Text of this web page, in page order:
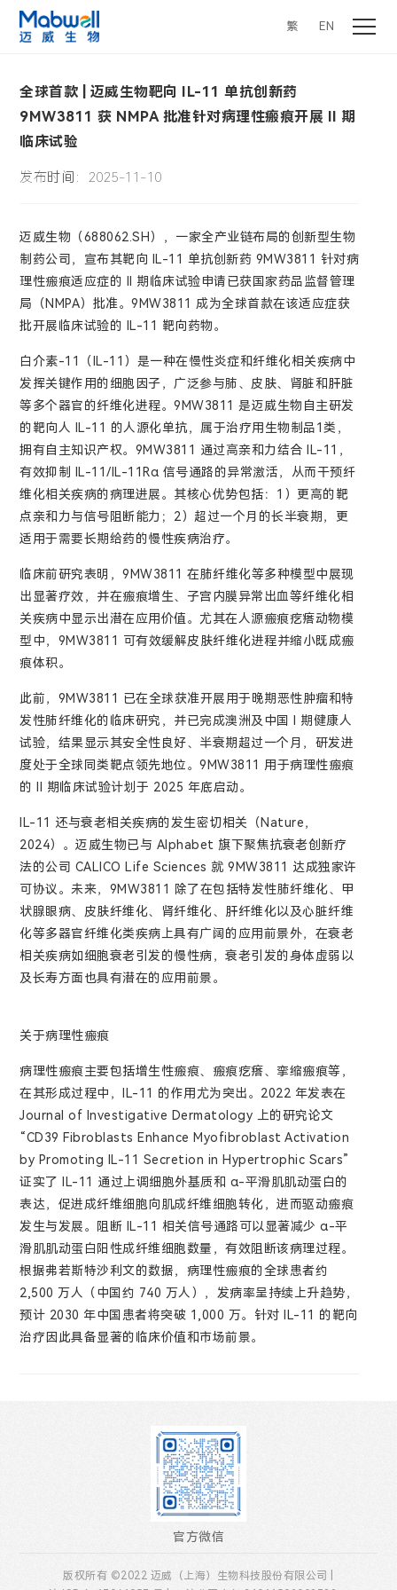
繁 EN
全球首款 | 迈威生物靶向 IL-11 单抗创新药
9MW3811 获 NMPA 批准针对病理性瘢痕开展 II 期
临床试验
发布时间：2025-11-10
迈威生物（688062.SH），一家全产业链布局的创新型生物
制药公司，宣布其靶向 IL-11 单抗创新药 9MW3811 针对病
理性瘢痕适应症的 II 期临床试验申请已获国家药品监督管理
局（NMPA）批准。9MW3811 成为全球首款在该适应症获
批开展临床试验的 IL-11 靶向药物。
白介素-11（IL-11）是一种在慢性炎症和纤维化相关疾病中
发挥关键作用的细胞因子，广泛参与肺、皮肤、肾脏和肝脏
等多个器官的纤维化进程。9MW3811 是迈威生物自主研发
的靶向人 IL-11 的人源化单抗，属于治疗用生物制品1类，
拥有自主知识产权。9MW3811 通过高亲和力结合 IL-11，
有效抑制 IL-11/IL-11Rα 信号通路的异常激活，从而干预纤
维化相关疾病的病理进展。其核心优势包括：1）更高的靶
点亲和力与信号阻断能力；2）超过一个月的长半衰期，更
适用于需要长期给药的慢性疾病治疗。
临床前研究表明，9MW3811 在肺纤维化等多种模型中展现
出显著疗效，并在瘢痕增生、子宫内膜异常出血等纤维化相
关疾病中显示出潜在应用价值。尤其在人源瘢痕疙瘩动物模
型中，9MW3811 可有效缓解皮肤纤维化进程并缩小既成瘢
痕体积。
此前，9MW3811 已在全球获准开展用于晚期恶性肿瘤和特
发性肺纤维化的临床研究，并已完成澳洲及中国 I 期健康人
试验，结果显示其安全性良好、半衰期超过一个月，研发进
度处于全球同类靶点领先地位。9MW3811 用于病理性瘢痕
的 II 期临床试验计划于 2025 年底启动。
IL-11 还与衰老相关疾病的发生密切相关（Nature，
2024）。迈威生物已与 Alphabet 旗下聚焦抗衰老创新疗
法的公司 CALICO Life Sciences 就 9MW3811 达成独家许
可协议。未来，9MW3811 除了在包括特发性肺纤维化、甲
状腺眼病、皮肤纤维化、肾纤维化、肝纤维化以及心脏纤维
化等多器官纤维化类疾病上具有广阔的应用前景外，在衰老
相关疾病如细胞衰老引发的慢性病，衰老引发的身体虚弱以
及长寿方面也具有潜在的应用前景。
关于病理性瘢痕
病理性瘢痕主要包括增生性瘢痕、瘢痕疙瘩、挛缩瘢痕等，
在其形成过程中，IL-11 的作用尤为突出。2022 年发表在
Journal of Investigative Dermatology 上的研究论文
“CD39 Fibroblasts Enhance Myofibroblast Activation
by Promoting IL-11 Secretion in Hypertrophic Scars”
证实了 IL-11 通过上调细胞外基质和 α-平滑肌肌动蛋白的
表达，促进成纤维细胞向肌成纤维细胞转化，进而驱动瘢痕
发生与发展。阻断 IL-11 相关信号通路可以显著减少 α-平
滑肌肌动蛋白阳性成纤维细胞数量，有效阻断该病理过程。
根据弗若斯特沙利文的数据，病理性瘢痕的全球患者约
2,500 万人（中国约 740 万人），发病率呈持续上升趋势，
预计 2030 年中国患者将突破 1,000 万。针对 IL-11 的靶向
治疗因此具备显著的临床价值和市场前景。
官方微信
版权所有 ©2022 迈威（上海）生物科技股份有限公司 |